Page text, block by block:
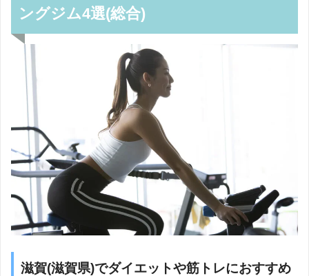
ングジム4選(総合)
滋賀(滋賀県)でダイエットや筋トレにおすすめ